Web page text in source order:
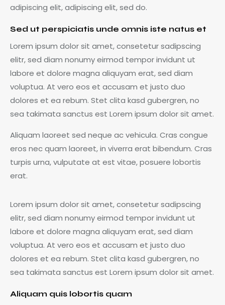
adipiscing elit, adipiscing elit, sed do.
Sed ut perspiciatis unde omnis iste natus et
Lorem ipsum dolor sit amet, consetetur sadipscing
elitr, sed diam nonumy eirmod tempor invidunt ut
labore et dolore magna aliquyam erat, sed diam
voluptua. At vero eos et accusam et justo duo
dolores et ea rebum. Stet clita kasd gubergren, no
sea takimata sanctus est Lorem ipsum dolor sit amet.
Aliquam laoreet sed neque ac vehicula. Cras congue
eros nec quam laoreet, in viverra erat bibendum. Cras
turpis urna, vulputate at est vitae, posuere lobortis
erat.
Lorem ipsum dolor sit amet, consetetur sadipscing
elitr, sed diam nonumy eirmod tempor invidunt ut
labore et dolore magna aliquyam erat, sed diam
voluptua. At vero eos et accusam et justo duo
dolores et ea rebum. Stet clita kasd gubergren, no
sea takimata sanctus est Lorem ipsum dolor sit amet.
Aliquam quis lobortis quam